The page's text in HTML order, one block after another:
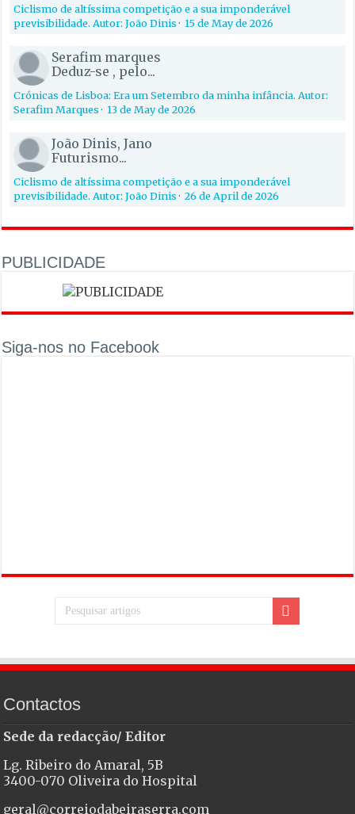
Ciclismo de altíssima competição e a sua imponderável
previsibilidade. Autor: João Dinis·15 de May de 2026
Serafim marques
Deduz-se , pelo...
Crónicas de Lisboa: Era um Setembro da minha infância. Autor:
Serafim Marques·13 de May de 2026
João Dinis, Jano
Futurismo...
Ciclismo de altíssima competição e a sua imponderável
previsibilidade. Autor: João Dinis·26 de April de 2026
PUBLICIDADE
Siga-nos no Facebook
Contactos
Sede da redacção/ Editor
Lg. Ribeiro do Amaral, 5B
3400-070 Oliveira do Hospital
geral@correiodabeiraserra.com